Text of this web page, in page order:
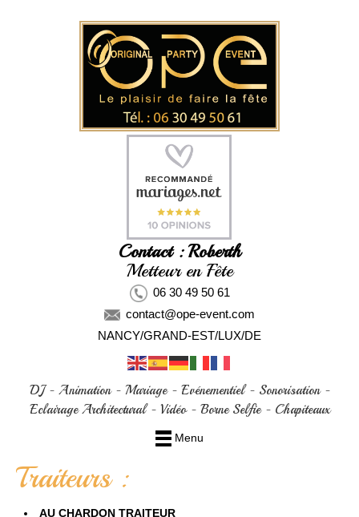
Contact : Roberth
Metteur en Fête
06 30 49 50 61
contact@ope-event.com
NANCY/GRAND-EST/LUX/DE
DJ - Animation - Mariage - Evénementiel - Sonorisation -
Eclairage Architectural - Vidéo - Borne Selfie - Chapiteaux
Menu
Traiteurs :
AU CHARDON TRAITEUR